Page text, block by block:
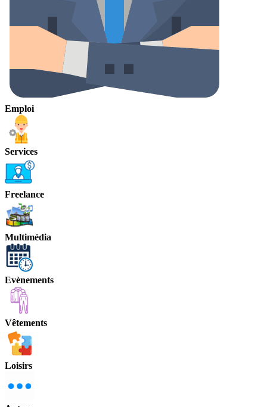
Emploi
Services
Freelance
Multimédia
Evènements
Vêtements
Loisirs